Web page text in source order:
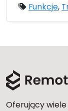
Funkcje,
Oferujący